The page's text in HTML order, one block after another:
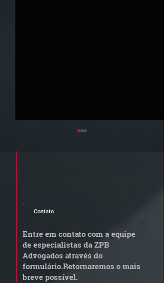
Grupo de Estudos ZPB -
Contato
Entre em contato com a equipe
de especialistas da ZPB
Advogados através do
formulário.Retornaremos o mais
breve possível.